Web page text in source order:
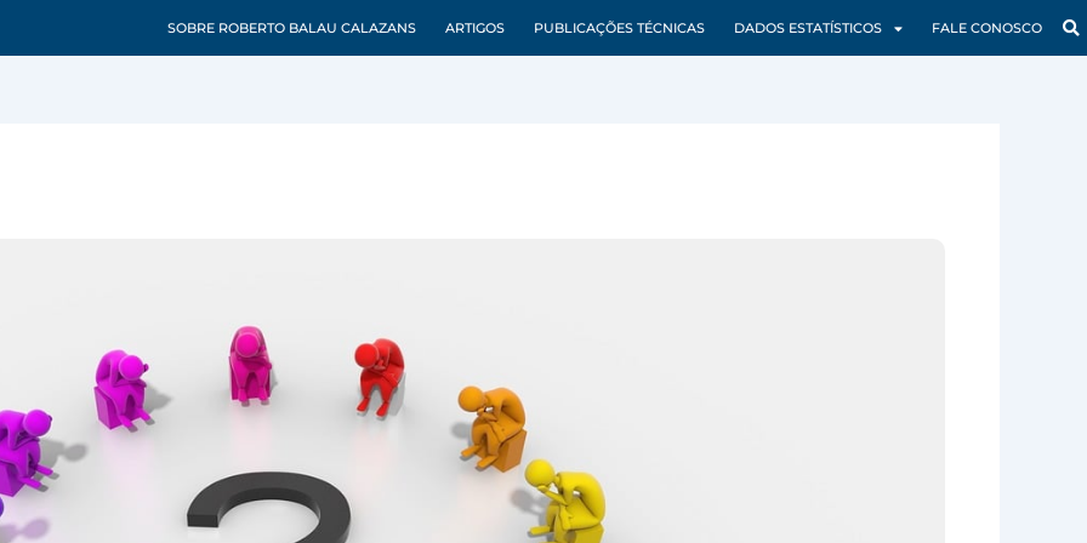
SOBRE ROBERTO BALAU CALAZANS ARTIGOS PUBLICAÇÕES TÉCNICAS DADOS ESTATÍSTICOS FALE CONOSCO